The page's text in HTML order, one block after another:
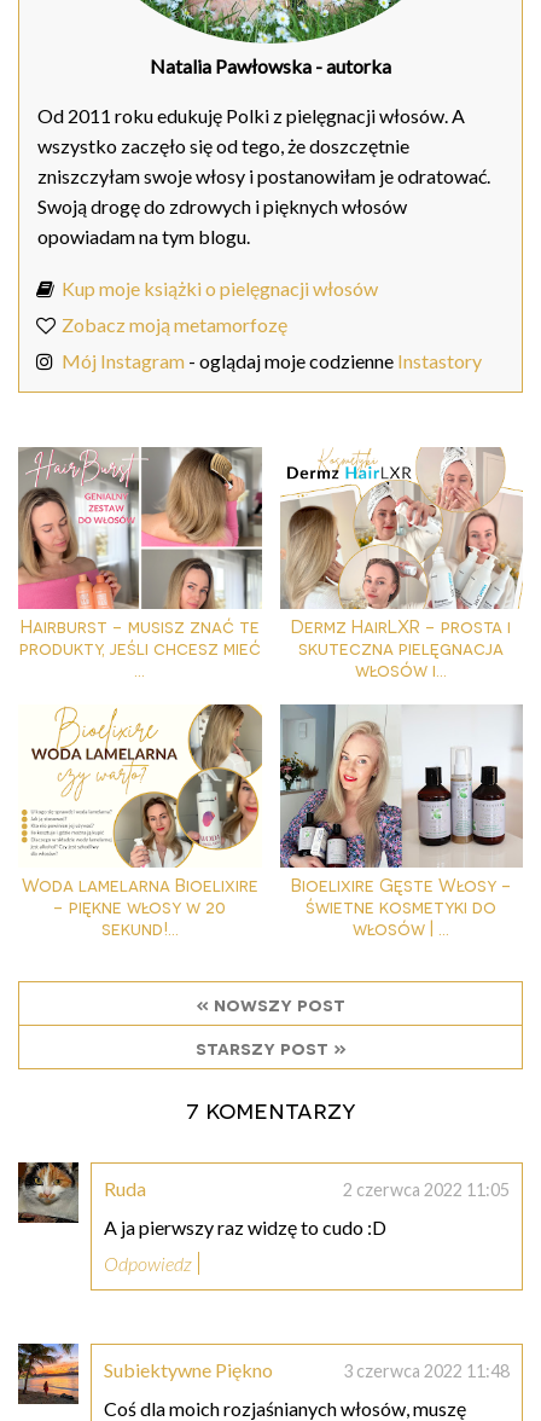
Natalia Pawłowska - autorka
Od 2011 roku edukuję Polki z pielęgnacji włosów. A
wszystko zaczęło się od tego, że doszczętnie
zniszczyłam swoje włosy i postanowiłam je odratować.
Swoją drogę do zdrowych i pięknych włosów
opowiadam na tym blogu.
Kup moje książki o pielęgnacji włosów
Zobacz moją metamorfozę
Mój Instagram - oglądaj moje codzienne Instastory
Hairburst - musisz znać te
produkty, jeśli chcesz mieć
Dermz HairLXR - prosta i
skuteczna pielęgnacja
włosów i...
Woda lamelarna Bioelixire
- piękne włosy w 20
sekund!...
Bioelixire Gęste Włosy -
świetne kosmetyki do
włosów | ...
« nowszy post
starszy post »
7 komentarzy
Ruda 2 czerwca 2022 11:05
A ja pierwszy raz widzę to cudo :D
Odpowiedz
Subiektywne Piękno 3 czerwca 2022 11:48
Coś dla moich rozjaśnianych włosów, muszę